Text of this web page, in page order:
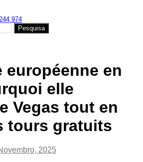
974
Pesquisa
européenne en
elle
Vegas tout en
tours gratuits
2025